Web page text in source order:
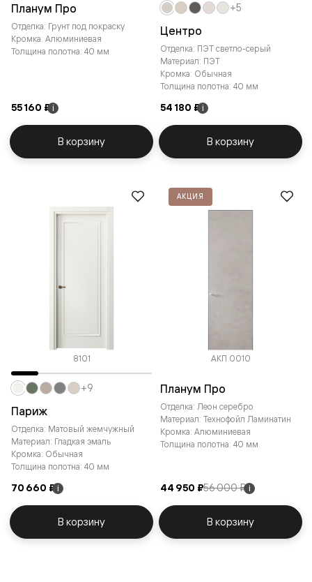
Планум Про
Отделка: Грунт под покраску
Кромка: Алюминиевая
Толщина полотна: 40 мм
55 160 ₽ i
В корзину
Центро
Отделка: ПЭТ светло-серый
Материал: ПЭТ
Кромка: Обычная
Толщина полотна: 40 мм
54 180 ₽ i
+5
В корзину
8101
Париж
Отделка: Матовый жемчужный
Материал: Гладкая эмаль
Кромка: Обычная
Толщина полотна: 40 мм
70 660 ₽ i
+9
В корзину
АКЦИЯ
АКП 0010
Планум Про
Отделка: Леон серебро
Материал: Технофойл Ламинатин
Кромка: Алюминиевая
Толщина полотна: 40 мм
44 950 ₽56 000 ₽ i
В корзину